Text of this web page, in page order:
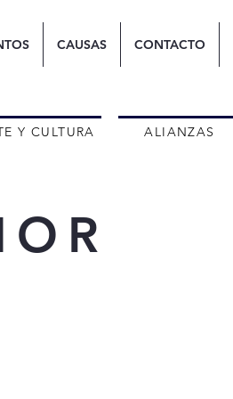
CAUSAS CONTACTO
Y CULTURA ALIANZAS